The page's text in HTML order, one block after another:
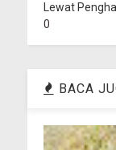
Lewat
0
BACA